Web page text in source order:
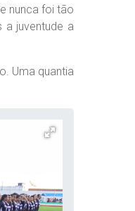
nunca foi tão
a juventude a
Uma quantia